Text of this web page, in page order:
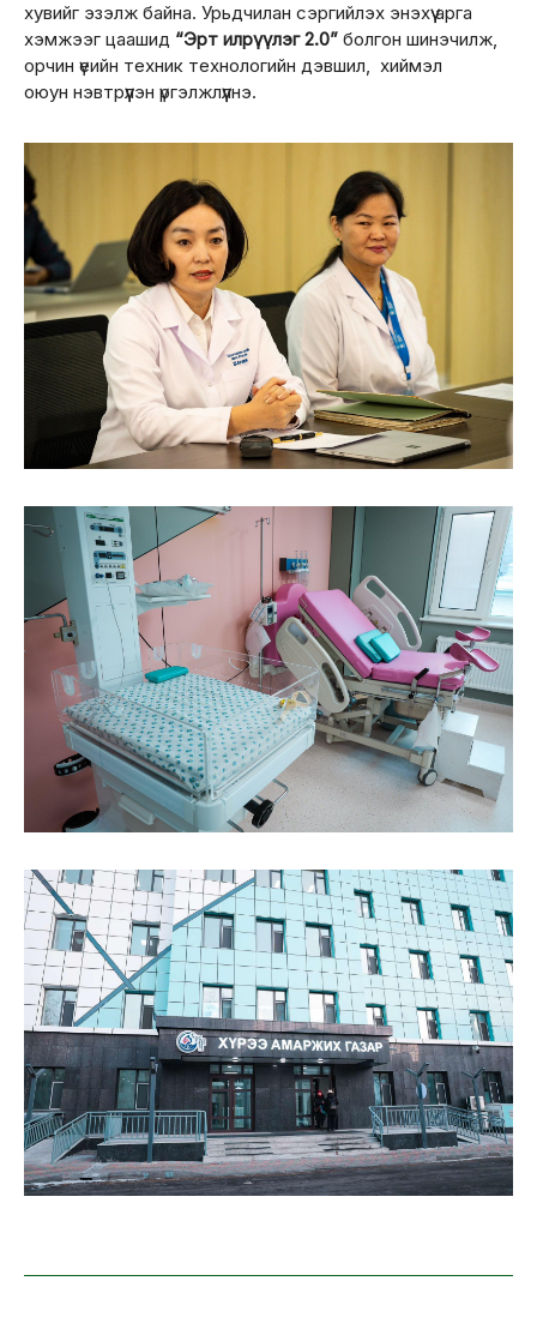
хувийг эзэлж байна. Урьдчилан сэргийлэх энэхүү арга
хэмжээг цаашид “Эрт илрүүлэг 2.0” болгон шинэчилж,
орчин үеийн техник технологийн дэвшил, хиймэл
оюун нэвтрүүлэн үргэлжлүүлнэ.